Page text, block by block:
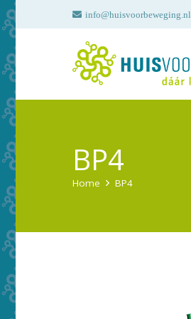
info@huisvoorbeweging.nl
BP4
Home BP4